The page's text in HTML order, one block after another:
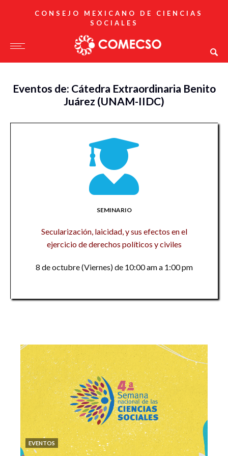
CONSEJO MEXICANO DE CIENCIAS
SOCIALES
Eventos de: Cátedra Extraordinaria Benito
Juárez (UNAM-IIDC)
SEMINARIO
Secularización, laicidad, y sus efectos en el
ejercicio de derechos políticos y civiles
8 de octubre (Viernes) de 10:00 am a 1:00 pm
EVENTOS